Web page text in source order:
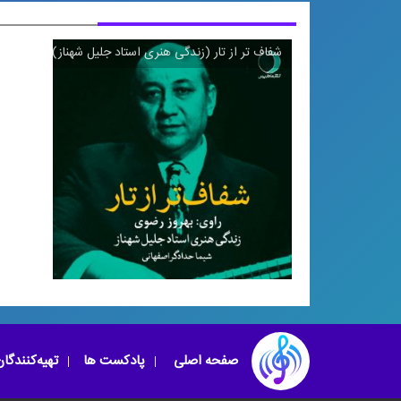
شفاف تر از تار (زندگی هنری استاد جلیل شهناز)
شفاف تر از تار (زندگی هنری
استاد جلیل شهناز)
صفحه اصلی پادکست ها